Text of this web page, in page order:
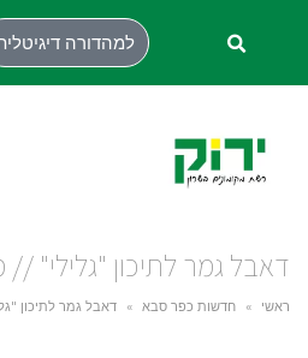
למהדורה
דאבל גמר לתיכון "גלילי"
ראשי » חדשות כפר סבא » דאבל גמר לתיכון